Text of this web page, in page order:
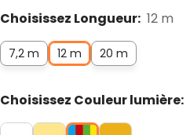
Choisissez Longueur: 12 m
7,2 m 12 m 20 m
Choisissez Couleur lumière: